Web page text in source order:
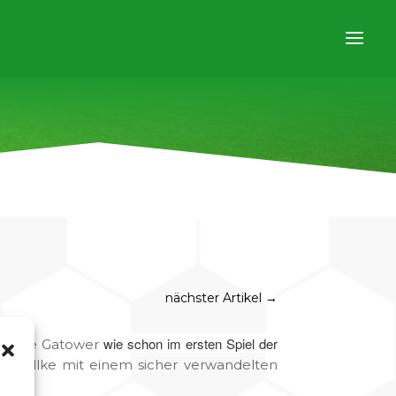
nächster Artikel →
die Gatower wie schon im ersten Spiel der
Stellke mit einem sicher verwandelten